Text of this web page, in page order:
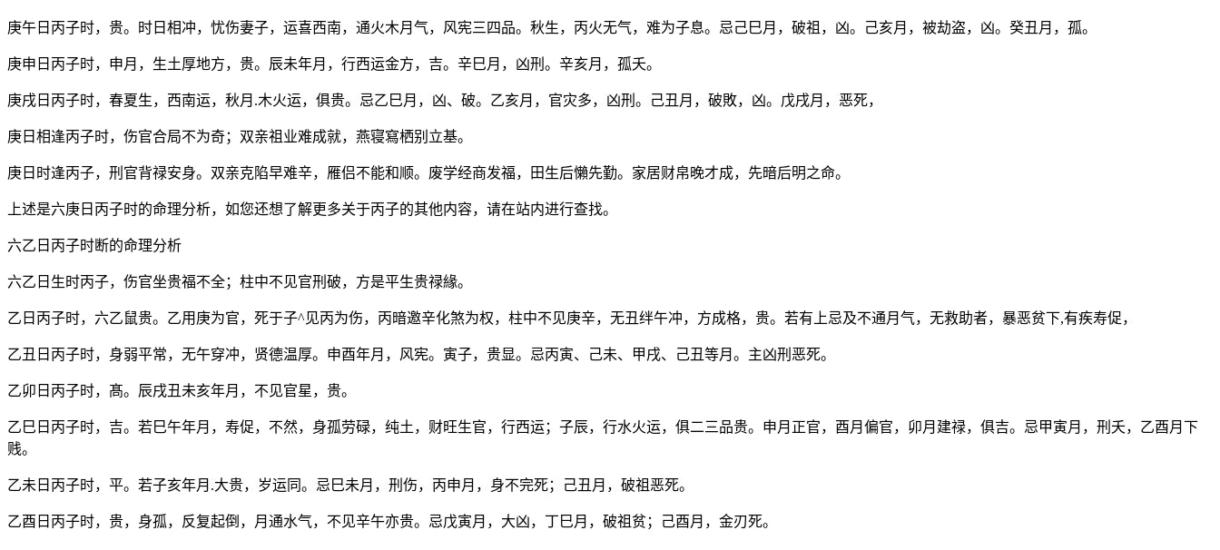
庚午日丙子时，贵。时日相冲，忧伤妻子，运喜西南，通火木月气，风宪三四品。秋生，丙火无气，难为子息。忌己巳月，破祖，凶。己亥月，被劫盗，凶。癸丑月，孤。
庚申日丙子时，申月，生土厚地方，贵。辰未年月，行西运金方，吉。辛巳月，凶刑。辛亥月，孤夭。
庚戌日丙子时，春夏生，西南运，秋月.木火运，俱贵。忌乙巳月，凶、破。乙亥月，官灾多，凶刑。己丑月，破敗，凶。戊戌月，恶死，
庚日相逢丙子时，伤官合局不为奇；双亲祖业难成就，燕寝寫栖别立基。
庚日时逢丙子，刑官背禄安身。双亲克陷早难辛，雁侣不能和顺。废学经商发福，田生后懶先勤。家居财帛晚才成，先暗后明之命。
上述是六庚日丙子时的命理分析，如您还想了解更多关于丙子的其他内容，请在站内进行查找。
六乙日丙子时断的命理分析
六乙日生时丙子，伤官坐贵福不全；柱中不见官刑破，方是平生贵禄緣。
乙日丙子时，六乙鼠贵。乙用庚为官，死于子^见丙为伤，丙暗邀辛化煞为权，柱中不见庚辛，无丑绊午冲，方成格，贵。若有上忌及不通月气，无救助者，暴恶贫下,有疾寿促，
乙丑日丙子时，身弱平常，无午穿冲，贤德温厚。申酉年月，风宪。寅子，贵显。忌丙寅、己未、甲戌、己丑等月。主凶刑恶死。
乙卯日丙子时，髙。辰戌丑未亥年月，不见官星，贵。
乙巳日丙子时，吉。若巳午年月，寿促，不然，身孤劳碌，纯土，财旺生官，行西运；子辰，行水火运，俱二三品贵。申月正官，酉月偏官，卯月建禄，俱吉。忌甲寅月，刑夭，乙酉月下
贱。
乙未日丙子时，平。若子亥年月.大贵，岁运同。忌巳未月，刑伤，丙申月，身不完死；己丑月，破祖恶死。
乙酉日丙子时，贵，身孤，反复起倒，月通水气，不见辛午亦贵。忌戊寅月，大凶，丁巳月，破祖贫；己酉月，金刃死。